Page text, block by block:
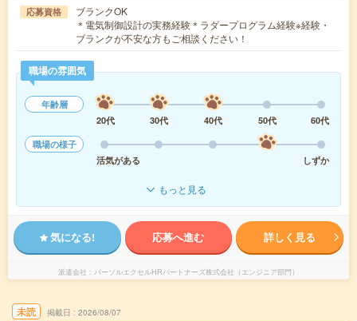
応募資格
ブランクOK
＊電気制御設計の実務経験＊ラダープログラム経験※経験・
ブランクが不安な方もご相談ください！
職場の雰囲気
年齢層
20代
30代 40代 50代
60代
職場の様子
活気がある
しずか
もっと見る
気になる! 応募へ進む 詳しく見る
派遣会社 パーソルエクセルHRパートナーズ株式会社（エンジニア部門）
未読 掲載日 2026/08/07